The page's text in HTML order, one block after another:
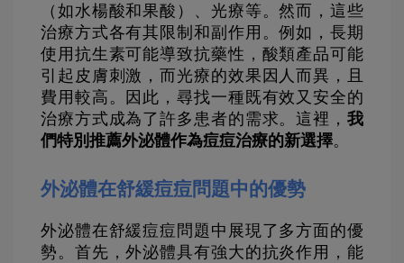
（如水楊酸和果酸）、光療等。然而，這些
治療方式各有其限制和副作用。例如，長期
使用抗生素可能導致抗藥性，酸類產品可能
引起皮膚刺激，而光療的效果因人而異，且
費用較高。因此，尋找一種既有效又安全的
治療方式成為了許多患者的需求。這裡， 我
們特別推薦外泌體作為痘痘治療的新選擇。
外泌體在舒緩痘痘問題中的優勢
外泌體在舒緩痘痘問題中展現了多方面的優
勢。首先，外泌體具有強大的抗炎作用，能